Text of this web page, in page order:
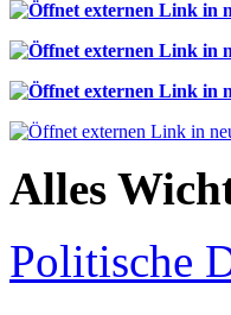
Alles
Politische